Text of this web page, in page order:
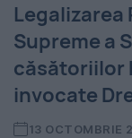
Legalizarea
Supreme a
căsătoriilor
invocate
13 OCTOMBRIE